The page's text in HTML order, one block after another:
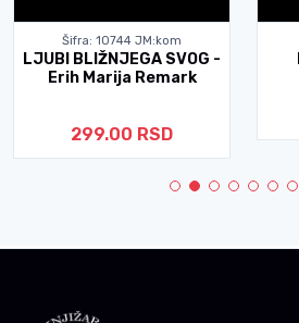
Šifra: 10744 JM:kom
LJUBI BLIŽNJEGA SVOG -
Erih Marija Remark
299.00 RSD